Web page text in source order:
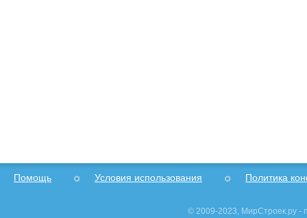
Помощь Условия использования Политика
© 2009-2023, МирСтроек.ру -